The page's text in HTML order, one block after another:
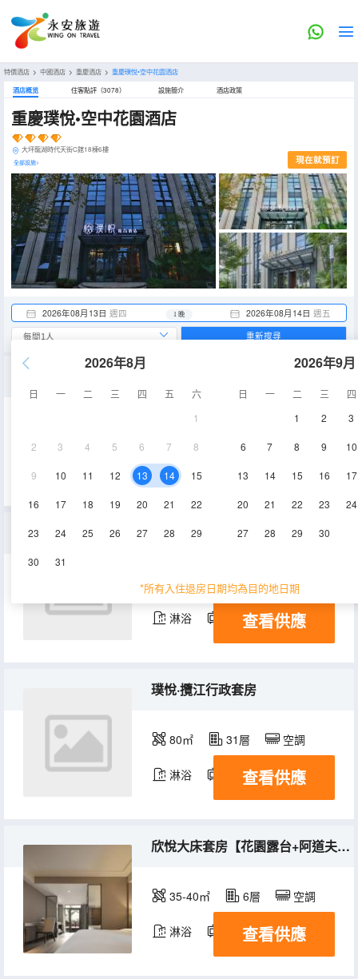
特價酒店 > 中國酒店 > 重慶酒店 > 重慶璞悅•空中花園酒店
酒店概览 住客點評（3078） 設施簡介 酒店政策
重慶璞悅•空中花園酒店
大坪龍湖時代天街C館18棟6樓
全部設施> 現在就預訂
2026年08月13日 週四 2026年08月14日 週五
1 晚
2026年8月
日 一 二 三 四 五
六
1
2 3 4 5 6 7 8
9 10 11 12 13 14 15
16 17 18 19 20 21 22
23 24 25 26 27 28 29
30 31
2026年9月
日 一 二 三
四
1
2 3
6 7 8 9 10
13 14 15 16 17
20 21 22 23 24
27 28 29 30
*所有入住退房日期均為目的地日期
重新搜尋
空調
淋浴
璞悅·攬江親子套房
45㎡ 31層 空調
淋浴 電視機
查看供應
璞悅·攬江行政套房
80㎡ 31層 空調
淋浴 電視機
查看供應
欣悅大床套房【花園露台+阿道夫洗護+康乃馨床品】
35-40㎡ 6層 空調
淋浴 電視機
查看供應